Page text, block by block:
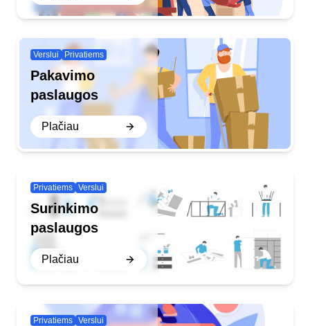
Verslui Privatiems
Pakavimo
paslaugos
Plačiau
Privatiems Verslui
Surinkimo
paslaugos
Plačiau
Privatiems Verslui